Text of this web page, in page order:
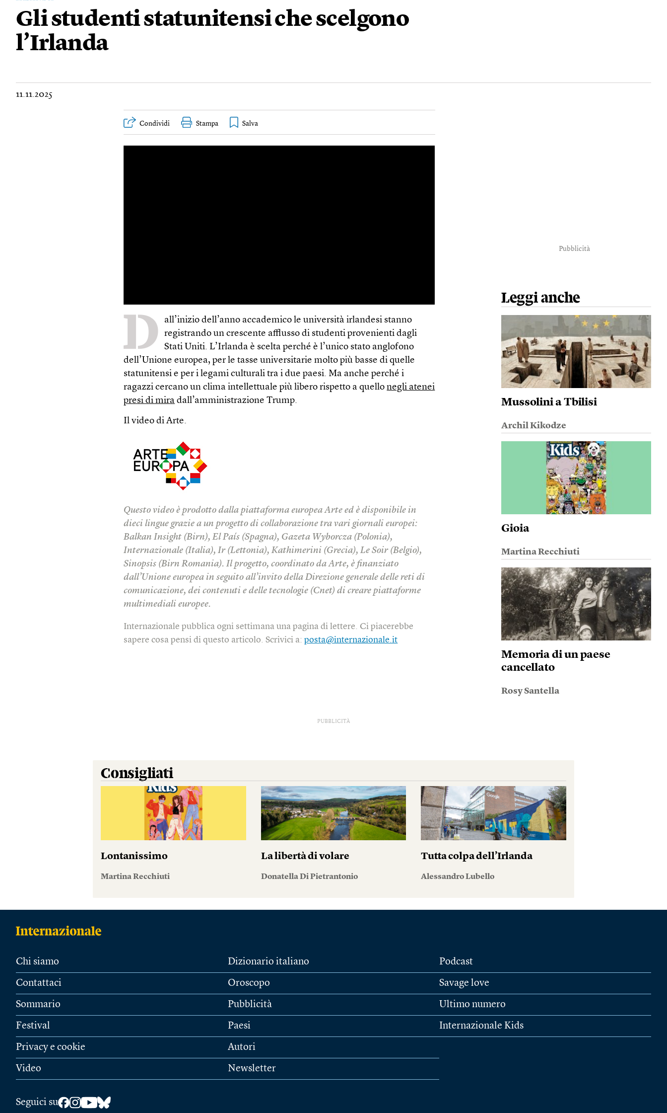
Gli studenti statunitensi che scelgono
l’Irlanda
11.11.2025
Condividi Stampa
D
all’inizio dell’anno accademico le università irlandesi stanno
registrando un crescente afflusso di studenti provenienti dagli
Stati Uniti. L’Irlanda è scelta perché è l’unico stato anglofono
dell’Unione europea, per le tasse universitarie molto più basse di quelle
statunitensi e per i legami culturali tra i due paesi. Ma anche perché i
ragazzi cercano un clima intellettuale più libero rispetto a quellonegli atenei
presi di mira dall’amministrazione Trump.
Il video di Arte.
Questo video è prodotto dalla piattaforma europea Arte ed è disponibile in
dieci lingue grazie a un progetto di collaborazione tra vari giornali europei:
Balkan Insight (Birn), El País (Spagna), Gazeta Wyborcza (Polonia),
Internazionale (Italia), Ir (Lettonia), Kathimerini (Grecia), Le Soir (Belgio),
Sinopsis (Birn Romania). Il progetto, coordinato da Arte, è finanziato
dall’Unione europea in seguito all’invito della Direzione generale delle reti di
comunicazione, dei contenuti e delle tecnologie (Cnet) di creare piattaforme
multimediali europee.
Internazionale pubblica ogni settimana una pagina di lettere. Ci piacerebbe
sapere cosa pensi di questo articolo. Scrivici a:posta@internazionale.it
Pubblicità
Leggi anche
Mussolini a Tbilisi
Archil Kikodze
Gioia
Martina Recchiuti
Memoria di un paese
cancellato
Rosy Santella
PUBBLICITÀ
Consigliati
Lontanissimo
Martina Recchiuti
La libertà di volare
Donatella Di Pietrantonio
Tutta colpa dell’Irlanda
Alessandro Lubello
Chi siamo
Contattaci
Sommario
Festival
Privacy e cookie
Video
Dizionario italiano
Oroscopo
Pubblicità
Paesi
Autori
Newsletter
Podcast
Savage love
Ultimo numero
Internazionale Kids
Seguici su